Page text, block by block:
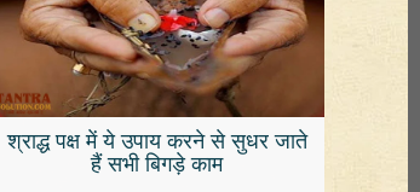
श्राद्ध पक्ष में ये उपाय करने से सुधर जाते
हैं सभी बिगड़े काम